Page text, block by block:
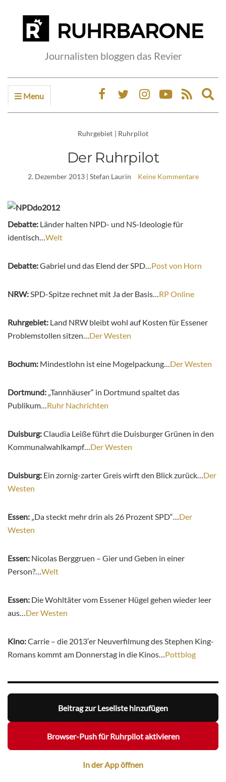
Journalisten bloggen das Revier
Menu
Ruhrgebiet | Ruhrpilot
Der Ruhrpilot
2. Dezember 2013| Stefan Laurin Keine Kommentare
Debatte: Länder halten NPD- und NS-Ideologie für
identisch…Welt
Debatte:Gabriel und das Elend der SPD…Post von Horn
NRW:SPD-Spitze rechnet mit Ja der Basis…RP Online
Ruhrgebiet: Land NRW bleibt wohl auf Kosten für Essener
Problemstollen sitzen…Der Westen
Bochum: Mindestlohn ist eine Mogelpackung…Der Westen
Dortmund: „Tannhäuser“ in Dortmund spaltet das
Publikum…Ruhr Nachrichten
Duisburg:Claudia Leiße führt die Duisburger Grünen in den
Kommunalwahlkampf…Der Westen
Duisburg: Ein zornig-zarter Greis wirft den Blick zurück…Der
Westen
Essen: „Da steckt mehr drin als 26 Prozent SPD“…Der
Westen
Essen: Nicolas Berggruen – Gier und Geben in einer
Person?…Welt
Essen: Die Wohltäter vom Essener Hügel gehen wieder leer
aus…Der Westen
Kino:Carrie – die 2013′er Neuverfilmung des Stephen King-
Romans kommt am Donnerstag in die Kinos…Pottblog
Beitrag zur Leseliste hinzufügen
Browser-Push für Ruhrpilot aktivieren
In der App öffnen